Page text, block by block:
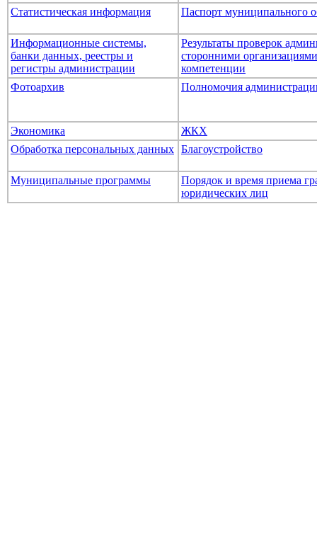
Статистическая информация Паспорт муниципального
Информационные системы,
банки данных, реестры и
регистры администрации
Результаты проверок
сторонними
компетенции
Фотоархив
Полномочия
Экономика
ЖКХ
Обработка персональных данных Благоустройство
Муниципальные программы
Порядок и время приема
юридических лиц